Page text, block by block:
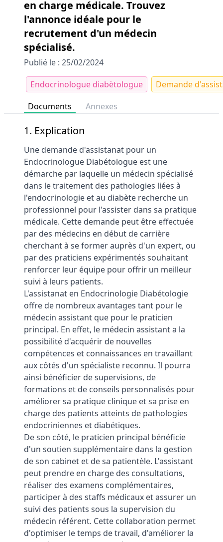
en charge médicale. Trouvez
l'annonce idéale pour le
recrutement d'un médecin
spécialisé.
Publié le : 25/02/2024
Endocrinologue diabètologue
Demande
Documents
Annexes
1. Explication
Une demande d'assistanat pour un
Endocrinologue Diabétologue est une
démarche par laquelle un médecin spécialisé
dans le traitement des pathologies liées à
l'endocrinologie et au diabète recherche un
professionnel pour l'assister dans sa pratique
médicale. Cette demande peut être effectuée
par des médecins en début de carrière
cherchant à se former auprès d'un expert, ou
par des praticiens expérimentés souhaitant
renforcer leur équipe pour offrir un meilleur
suivi à leurs patients.
L'assistanat en Endocrinologie Diabétologie
offre de nombreux avantages tant pour le
médecin assistant que pour le praticien
principal. En effet, le médecin assistant a la
possibilité d'acquérir de nouvelles
compétences et connaissances en travaillant
aux côtés d'un spécialiste reconnu. Il pourra
ainsi bénéficier de supervisions, de
formations et de conseils personnalisés pour
améliorer sa pratique clinique et sa prise en
charge des patients atteints de pathologies
endocriniennes et diabétiques.
De son côté, le praticien principal bénéficie
d'un soutien supplémentaire dans la gestion
de son cabinet et de sa patientèle. L'assistant
peut prendre en charge des consultations,
réaliser des examens complémentaires,
participer à des staffs médicaux et assurer un
suivi des patients sous la supervision du
médecin référent. Cette collaboration permet
d'optimiser le temps de travail, d'améliorer la